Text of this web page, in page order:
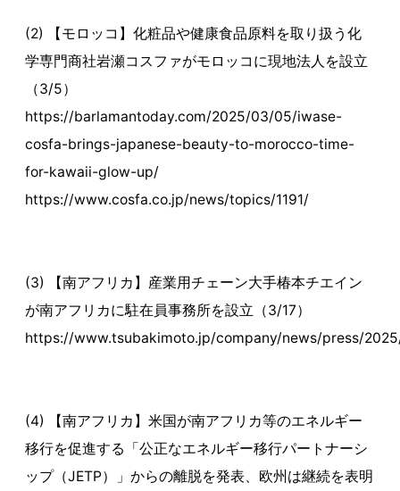
(2) 【モロッコ】化粧品や健康食品原料を取り扱う化
学専門商社岩瀬コスファがモロッコに現地法人を設立
（3/5）
https://barlamantoday.com/2025/03/05/iwase-
cosfa-brings-japanese-beauty-to-morocco-time-
for-kawaii-glow-up/
https://www.cosfa.co.jp/news/topics/1191/
(3) 【南アフリカ】産業用チェーン大手椿本チエイン
が南アフリカに駐在員事務所を設立（3/17）
https://www.tsubakimoto.jp/company/news/press/
(4) 【南アフリカ】米国が南アフリカ等のエネルギー
移行を促進する「公正なエネルギー移行パートナーシ
ップ（JETP）」からの離脱を発表、欧州は継続を表明